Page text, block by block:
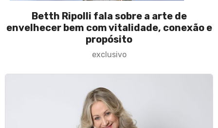
Betth Ripolli fala sobre a arte de
envelhecer bem com vitalidade, conexão e
propósito
exclusivo